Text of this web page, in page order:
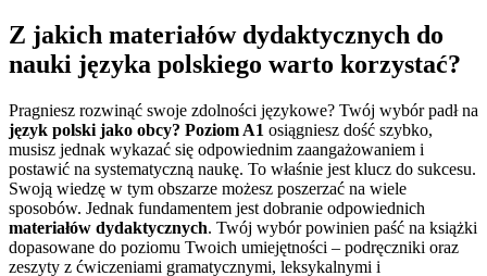
Z jakich materiałów dydaktycznych do
nauki języka polskiego warto korzystać?
Pragniesz rozwinąć swoje zdolności językowe? Twój wybór padł na
język polski jako obcy? Poziom A1 osiągniesz dość szybko,
musisz jednak wykazać się odpowiednim zaangażowaniem i
postawić na systematyczną naukę. To właśnie jest klucz do sukcesu.
Swoją wiedzę w tym obszarze możesz poszerzać na wiele
sposobów. Jednak fundamentem jest dobranie odpowiednich
materiałów dydaktycznych. Twój wybór powinien paść na książki
dopasowane do poziomu Twoich umiejętności – podręczniki oraz
zeszyty z ćwiczeniami gramatycznymi, leksykalnymi i